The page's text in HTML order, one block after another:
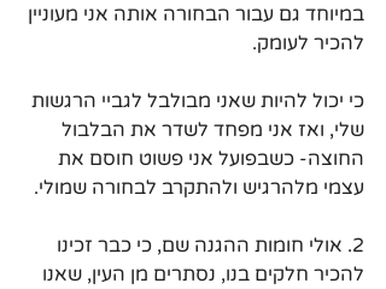
במיוחד גם עבור הבחורה אותה אני מעוניין
להכיר לעומק.
כי יכול להיות שאני מבולבל לגביי הרגשות
שלי, ואז אני מפחד לשדר את הבלבול
החוצה- כשבפועל אני פשוט חוסם את
עצמי מלהרגיש ולהתקרב לבחורה שמולי.
2. אולי חומות ההגנה שם, כי כבר זכינו
להכיר חלקים בנו, נסתרים מן העין, שאנו